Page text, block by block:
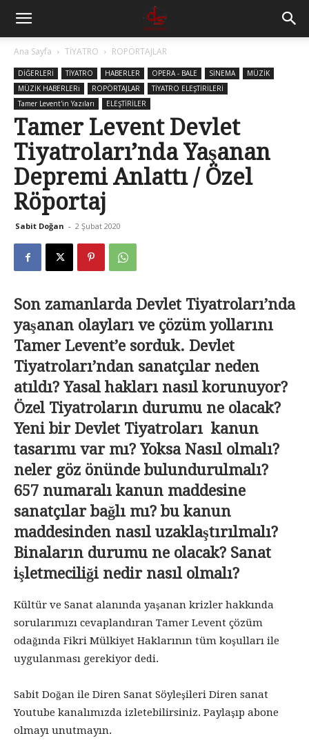
Ana Sayfa TİYATRO ROPÖRTAJLAR
DİĞERLERİ TİYATRO HABERLER OPERA - BALE SİNEMA
MÜZİK
MÜZİK HABERLERi
ROPÖRTAJLAR
TİYATRO ELEŞTİRİLERİ
Tamer Levent'in Yazıları
ELEŞTİRİLER
Tamer Levent Devlet
Tiyatroları’nda Yaşanan
Depremi Anlattı / Özel
Röportaj
Sabit Doğan - 2 Şubat 2020
Son zamanlarda Devlet Tiyatroları’nda
yaşanan olayları ve çözüm yollarını
Tamer Levent’e sorduk. Devlet
Tiyatroları’ndan sanatçılar neden
atıldı? Yasal hakları nasıl korunuyor?
Özel Tiyatroların durumu ne olacak?
Yeni bir Devlet Tiyatroları kanun
tasarımı var mı? Yoksa Nasıl olmalı?
neler göz önünde bulundurulmalı?
657 numaralı kanun maddesine
sanatçılar bağlı mı? bu kanun
maddesinden nasıl uzaklaştırılmalı?
Binaların durumu ne olacak? Sanat
işletmeciliği nedir nasıl olmalı?
Kültür ve Sanat alanında yaşanan krizler hakkında
sorularımızı cevaplandıran Tamer Levent çözüm
odağında Fikri Mülkiyet Haklarının tüm koşulları ile
uygulanması gerekiyor dedi.
Sabit Doğan ile Diren Sanat Söyleşileri Diren sanat
Youtube kanalımızda izletebilirsiniz. Paylaşıp abone
olmayı unutmayın.